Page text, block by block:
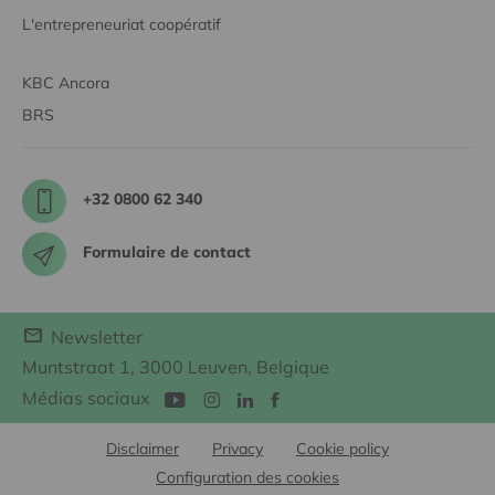
L'entrepreneuriat coopératif
KBC Ancora
BRS
+32 0800 62 340
Formulaire de contact
Newsletter
Muntstraat 1, 3000 Leuven, Belgique
Médias sociaux
Disclaimer Privacy
Cookie policy
Configuration des cookies